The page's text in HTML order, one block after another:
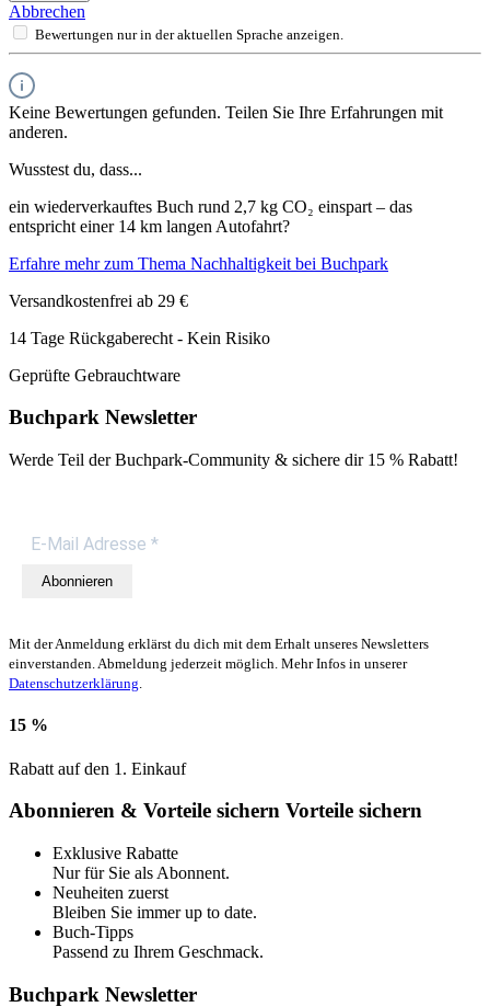
Abbrechen
Bewertungen nur in der aktuellen Sprache anzeigen.
Keine Bewertungen gefunden. Teilen Sie Ihre Erfahrungen mit
anderen.
Wusstest du, dass...
ein wiederverkauftes Buch rund 2,7 kg CO₂ einspart – das
entspricht einer 14 km langen Autofahrt?
Erfahre mehr zum Thema Nachhaltigkeit bei Buchpark
Versandkostenfrei ab 29 €
14 Tage Rückgaberecht - Kein Risiko
Geprüfte Gebrauchtware
Buchpark Newsletter
Werde Teil der Buchpark-Community & sichere dir 15 % Rabatt!
Abonnieren
Mit der Anmeldung erklärst du dich mit dem Erhalt unseres Newsletters
einverstanden. Abmeldung jederzeit möglich. Mehr Infos in unserer
Datenschutzerklärung.
15 %
Rabatt auf den 1. Einkauf
Abonnieren & Vorteile sichern Vorteile sichern
Exklusive Rabatte
Nur für Sie als Abonnent.
Neuheiten zuerst
Bleiben Sie immer up to date.
Buch-Tipps
Passend zu Ihrem Geschmack.
Buchpark Newsletter